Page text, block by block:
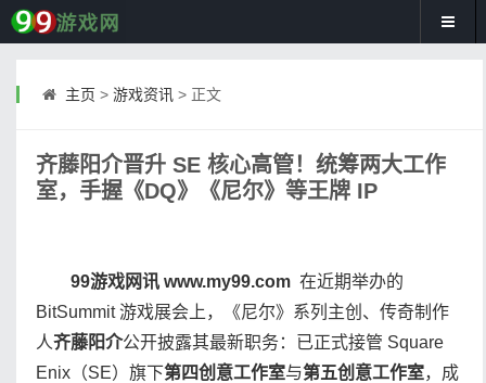
主页 > 游戏资讯> 正文
齐藤阳介晋升 SE 核心高管！统筹两大工作
室，手握《DQ》《尼尔》等王牌 IP
99游戏网讯 www.my99.com 在近期举办的
BitSummit 游戏展会上，《尼尔》系列主创、传奇制作
人齐藤阳介公开披露其最新职务：已正式接管 Square
Enix（SE）旗下第四创意工作室与第五创意工作室，成